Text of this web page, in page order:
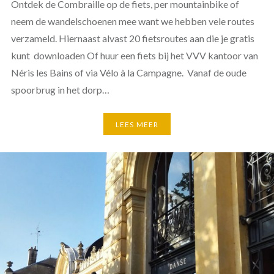
Ontdek de Combraille op de fiets, per mountainbike of
neem de wandelschoenen mee want we hebben vele routes
verzameld. Hiernaast alvast 20 fietsroutes aan die je gratis
kunt downloaden Of huur een fiets bij het VVV kantoor van
Néris les Bains of via Vélo à la Campagne. Vanaf de oude
spoorbrug in het dorp…
LEES MEER